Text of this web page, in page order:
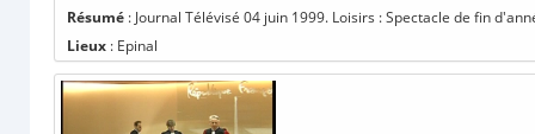
Résumé : Journal Télévisé 04 juin 1999. Loisirs : Spectacle de fin
Lieux : Epinal